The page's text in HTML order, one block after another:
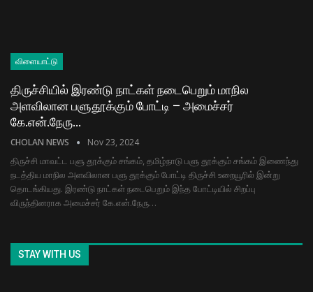
விளையாட்டு
திருச்சியில் இரண்டு நாட்கள் நடைபெறும் மாநில
அளவிலான பளுதூக்கும் போட்டி – அமைச்சர்
கே.என்.நேரு…
CHOLAN NEWS Nov 23, 2024
திருச்சி மாவட்ட பளு தூக்கும் சங்கம், தமிழ்நாடு பளு தூக்கும் சங்கம் இணைந்து
நடத்திய மாநில அளவிலான பளு தூக்கும் போட்டி திருச்சி உறையூரில் இன்று
தொடங்கியது. இரண்டு நாட்கள் நடைபெறும் இந்த போட்டியில் சிறப்பு
விருந்தினராக அமைச்சர் கே.என்.நேரு…
STAY WITH US